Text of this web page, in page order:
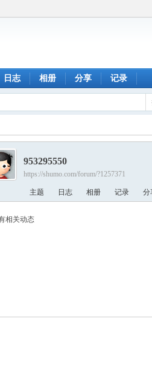
日志 相册 分享 记录
953295550
https://shumo.com/forum/?1257371
主题 日志 相册 记录 分
相关动态